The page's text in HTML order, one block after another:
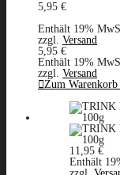
5,95 €
Enthält 19%
zzgl. Versand
5,95 €
Enthält 19%
zzgl. Versand
Zum
11,95 €
Enthält